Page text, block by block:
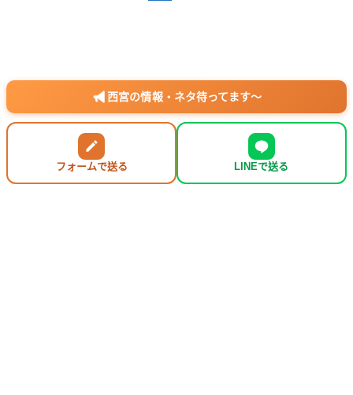
西宮の情報・ネタ待ってます〜
フォームで送る LINEで送る